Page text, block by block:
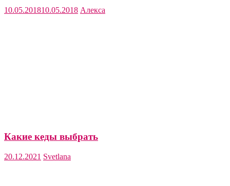
10.05.201810.05.2018 Алекса
Какие кеды выбрать
20.12.2021 Svetlana